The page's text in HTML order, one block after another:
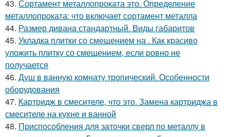
43. Сортамент металлопроката это. Определение
металлопроката: что включает сортамент металла
44. Размер дивана стандартный. Виды габаритов
45. Укладка плитки со смещением на . Как красиво
уложить плитку со смещением, если ровно не
получается
46. Душ в ванную комнату тропический. Особенности
оборудования
47. Картридж в смесителе, что это. Замена картриджа в
смесителе на кухне и ванной
48. Приспособления для заточки сверл по металлу в